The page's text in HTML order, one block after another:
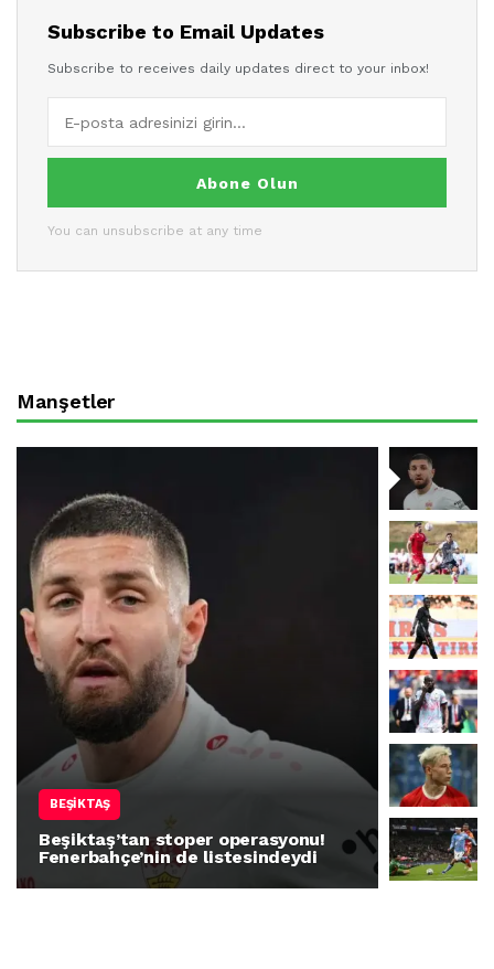
Subscribe to Email Updates
Subscribe to receives daily updates direct to your inbox!
Abone Olun
You can unsubscribe at any time
Manşetler
BEŞIKTAŞ
Beşiktaş’tan stoper operasyonu!
Fenerbahçe’nin de listesindeydi
BEŞIKTAŞ